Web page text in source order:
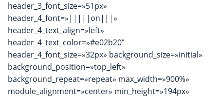
header_3_font_size=»51px»
header_4_font=»|||||on|||»
header_4_text_align=»left»
header_4_text_color=»#e02b20″
header_4_font_size=»32px» background_size=»initial»
background_position=»top_left»
background_repeat=»repeat» max_width=»900%»
module_alignment=»center» min_height=»194px»